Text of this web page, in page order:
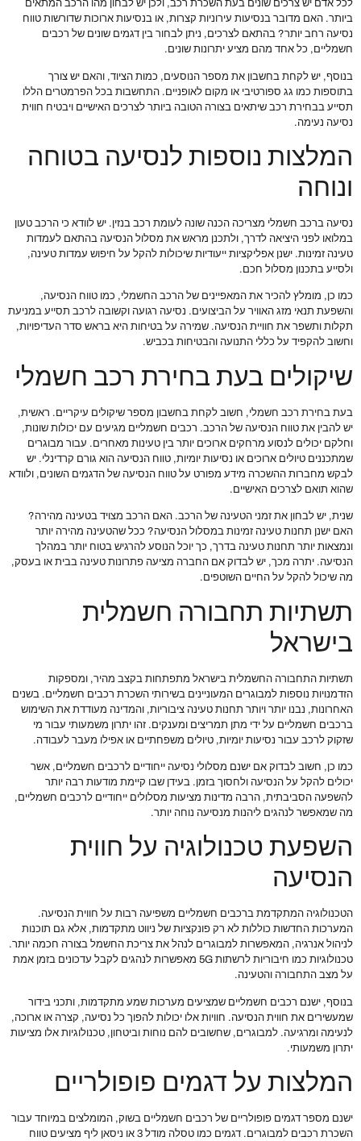
לכל אדם יש צרכים שונים בעת השכרת רכב, ולכן יש לבחון מהו הרכב המתאים
ביותר. האם מדובר בנסיעות עירוניות קצרות, או בנסיעות ארוכות שדורשות טווח
נסיעה רחב יותר? בהתאם לצרכים, ניתן לבחור בין דגמים שונים של רכבים
חשמליים, כל אחד מהם מציע יתרונות שונים.
בנוסף, יש לקחת בחשבון את מספר הנוסעים, כמות הציוד, והאם יש צורך
בתוספות כמו גג ספורטיבי או מקום לאופניים. התחשבות בכל הפרמטרים הללו
תסייע בבחירת רכב שיתאים בצורה הטובה ביותר לצרכים האישיים ויבטיח חווית
נסיעה נעימה.
המלצות נוספות לנסיעה בטוחה
ונוחה
נסיעה ברכב חשמלי מצריכה הכנה שונה לעומת רכב בנזין. יש לוודא כי הרכב טעון
במלואו לפני היציאה לדרך, ולתכנן מראש את מסלול הנסיעה בהתאם לעמדות
טעינה זמינות. ישנן אפליקציות ייעודיות שיכולות להקל על חיפוש עמדות טעינה,
ולסייע בתכנון מסלול חכם.
כמו כן, מומלץ להכיר את המאפיינים של הרכב החשמלי, כמו טווח הנסיעה,
והשפעת תנאי מזג האוויר על הביצועים. נסיעה רגועה וקשובה לרכב תסייע במניעת
תקלות ותשפר את חוויית הנסיעה. שמירה על בטיחות היא בראש סדר העדיפויות,
וחשוב להקפיד על כללי התנועה והבטיחות בכביש.
שיקולים בעת בחירת רכב חשמלי
בעת בחירת רכב חשמלי, חשוב לקחת בחשבון מספר שיקולים עיקריים. ראשית,
יש להבין את טווח הנסיעה של הרכב. רכבים חשמליים מגיעים עם יכולות שונות,
וחלקם יכולים לנסוע מרחקים ארוכים יותר בין טעינות מאחרים. עבור מבוגרים
שמתכננים טיולים ארוכים או נסיעות יומיות, טווח הנסיעה הוא גורם קרדינלי. יש
לבקש מחברות ההשכרה מידע מפורט על טווח הנסיעה של הדגמים השונים, ולוודא
שהוא תואם לצרכים האישיים.
שנית, יש לבחון את זמני הטעינה של הרכב. האם הרכב מצויד בטעינה מהירה?
האם ישנן תחנות טעינה זמינות במסלול הנסיעה? ככל שהטעינה מהירה יותר
ונמצאות יותר תחנות טעינה בדרך, כך יוכל הנוסע להרגיש בטוח יותר במהלך
הנסיעה. יתרה מכך, יש לבדוק אם החברה מציעה פתרונות טעינה בבית או בעסק,
מה שיכול להקל על החיים השוטפים.
תשתיות תחבורה חשמלית
בישראל
תשתיות התחבורה החשמלית בישראל מתפתחות בקצב מהיר, ומספקות
הזדמנויות נוספות למבוגרים המעוניינים בשירותי השכרת רכבים חשמליים. בשנים
האחרונות, נבנו יותר ויותר תחנות טעינה ציבוריות, והמדינה מעודדת את השימוש
ברכבים חשמליים על ידי מתן תמריצים ומענקים. זהו יתרון משמעותי עבור מי
שזקוק לרכב עבור נסיעות יומיות, טיולים משפחתיים או אפילו מעבר לעבודה.
כמו כן, חשוב לבדוק אם ישנם מסלולי נסיעה ייחודיים לרכבים חשמליים, אשר
יכולים להקל על הנסיעה ולחסוך בזמן. בעידן שבו קיימת מודעות רבה יותר
להשפעה הסביבתית, הרבה מדינות מציעות מסלולים ייחודיים לרכבים חשמליים,
מה שמאפשר לנהגים ליהנות מנסיעה נוחה יותר.
השפעת טכנולוגיה על חווית
הנסיעה
הטכנולוגיה המתקדמת ברכבים חשמליים משפיעה רבות על חווית הנסיעה.
המערכות החדשות כוללות לא רק פונקציות של ניווט מתקדמות, אלא גם תוכנות
לניהול אנרגיה, המאפשרות למבוגרים לנהל את צריכת החשמל בצורה חכמה יותר.
טכנולוגיות כמו חיבוריות לרשתות 5G מאפשרות לנהגים לקבל עדכונים בזמן אמת
על מצב התחבורה והטעינה.
בנוסף, ישנם רכבים חשמליים שמציעים מערכות שמע מתקדמות, ותכני בידור
שמעשירים את חווית הנסיעה. חוויות אלו יכולות להפוך כל נסיעה, קצרה או ארוכה,
לנעימה ומרגיעה. למבוגרים, שחשובים להם נוחות וביטחון, טכנולוגיות אלו מציעות
יתרון משמעותי.
המלצות על דגמים פופולריים
ישנם מספר דגמים פופולריים של רכבים חשמליים בשוק, המומלצים במיוחד עבור
השכרת רכבים למבוגרים. דגמים כמו טסלה מודל 3 או ניסאן ליף מציעים טווח